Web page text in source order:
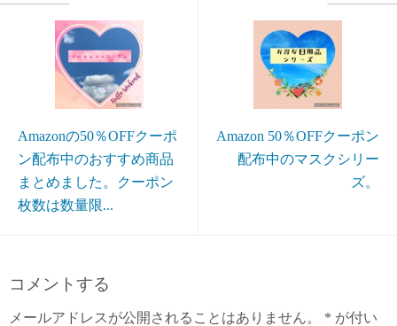
Amazonの50％OFFクーポ
ン配布中のおすすめ商品
まとめました。クーポン
枚数は数量限...
Amazon 50％OFFクーポン
配布中のマスクシリー
ズ。
コメントする
メールアドレスが公開されることはありません。 * が付い